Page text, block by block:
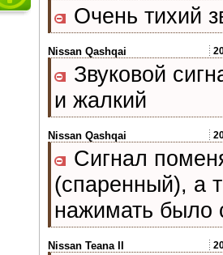
Очень тихий
Nissan Qashqai
Звуковой
и жалкий
Nissan Qashqai
Сигнал
(спаренный), а
нажимать было
Nissan Teana II